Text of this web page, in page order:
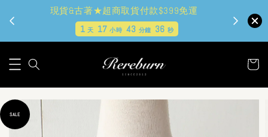
現貨&古著★超商取貨付款$399免運
1天 17小時 43 分鐘 35 秒
SALE